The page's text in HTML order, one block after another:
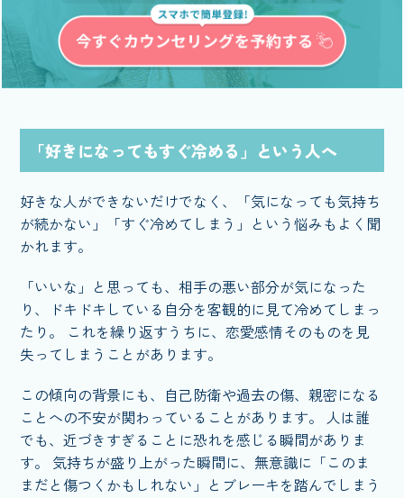
「好きになってもすぐ冷める」という人へ
好きな人ができないだけでなく、「気になっても気持ち
が続かない」「すぐ冷めてしまう」という悩みもよく聞
かれます。
「いいな」と思っても、相手の悪い部分が気になった
り、ドキドキしている自分を客観的に見て冷めてしまっ
たり。 これを繰り返すうちに、恋愛感情そのものを見
失ってしまうことがあります。
この傾向の背景にも、自己防衛や過去の傷、親密になる
ことへの不安が関わっていることがあります。 人は誰
でも、近づきすぎることに恐れを感じる瞬間がありま
す。 気持ちが盛り上がった瞬間に、無意識に「このま
まだと傷つくかもしれない」とブレーキを踏んでしまう